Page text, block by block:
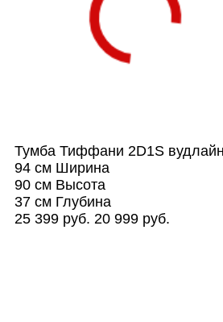
Тумба Тиффани 2D1S
94 смШирина
90 смВысота
37 смГлубина
25 399 руб. 20 999 руб.